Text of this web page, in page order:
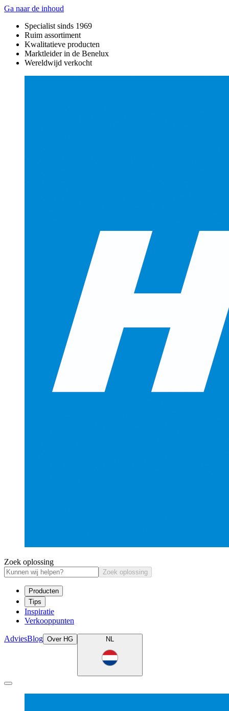
Ga naar de inhoud
Specialist sinds 1969
Ruim assortiment
Kwalitatieve producten
Marktleider in de Benelux
Wereldwijd verkocht
Zoek oplossing
Zoek oplossing
Producten
Tips
Inspiratie
Verkooppunten
AdviesBlog Over HG NL